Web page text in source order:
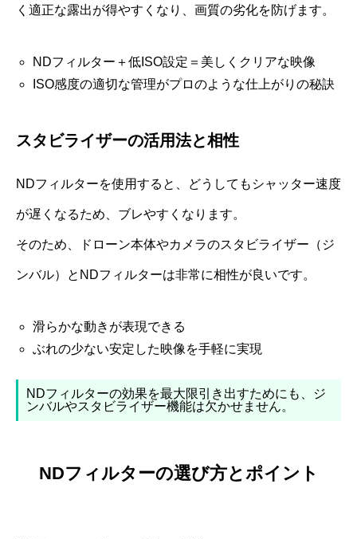
く適正な露出が得やすくなり、画質の劣化を防げます。
NDフィルター＋低ISO設定＝美しくクリアな映像
ISO感度の適切な管理がプロのような仕上がりの秘訣
スタビライザーの活用法と相性
NDフィルターを使用すると、どうしてもシャッター速度
が遅くなるため、ブレやすくなります。
そのため、ドローン本体やカメラのスタビライザー（ジ
ンバル）とNDフィルターは非常に相性が良いです。
滑らかな動きが表現できる
ぶれの少ない安定した映像を手軽に実現
NDフィルターの効果を最大限引き出すためにも、ジ
ンバルやスタビライザー機能は欠かせません。
NDフィルターの選び方とポイント